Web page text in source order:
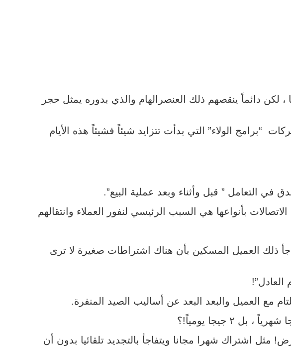
دائماً ينقصهم ذلك العنصرالهام والذي بدوره يمثل حجر
“برامج الولاء” التي بدأت تتزايد شيئاً فشيئاً هذه الأيام
في التعامل ” قبل وأثناء وبعد عملية البيع”.
بأنواعها هي السبب الرئيسي لنفور العملاء وانتقالهم
ذلك العميل المسكين بأن هناك اشتراطات صغيرة لا ترى
العادل”!
مع العميل والبعد البعد عن أساليب الصيد المنفرة.
اشتراك شهرا مجانا ويتفاجأ بالتجديد تلقائيا بدون أن